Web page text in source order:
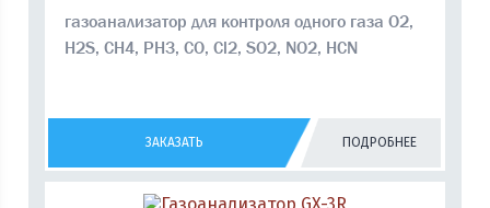
газоанализатор для контроля одного газа О2,
H2S, CH4, PH3, CO, Cl2, SO2, NO2, HCN
ЗАКАЗАТЬ ПОДРОБНЕЕ